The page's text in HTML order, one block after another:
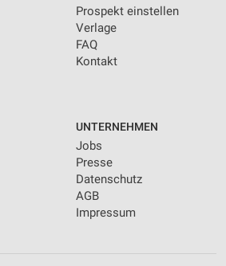
Prospekt einstellen
Verlage
FAQ
Kontakt
UNTERNEHMEN
Jobs
Presse
Datenschutz
AGB
Impressum